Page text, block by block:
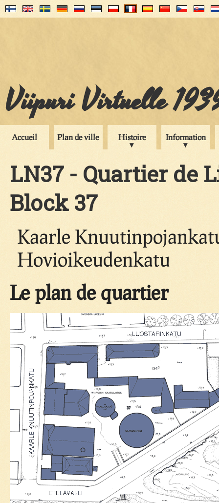
Viipuri Virtuelle
Accueil Plan de ville Histoire Information
LN37 - Quartier de
Block 37
Kaarle
Hovioikeudenkatu
Le plan de quartier